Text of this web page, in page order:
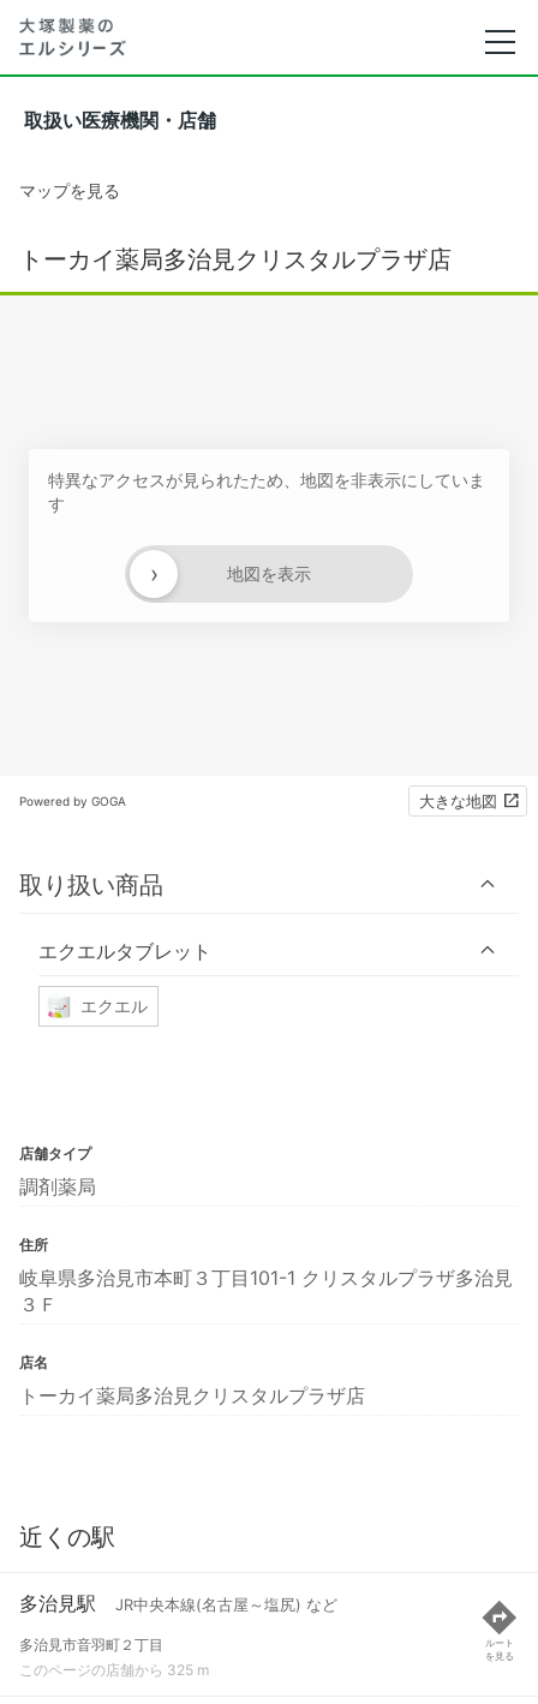
取扱い医療機関・店舗
マップを見る
トーカイ薬局多治見クリスタルプラザ店
特異なアクセスが見られたため、地図を非表示にしていま
す
地図を表示
›
Powered by GOGA 大きな地図
取り扱い商品
エクエルタブレット
エクエル
店舗タイプ
調剤薬局
住所
岐阜県多治見市本町３丁目101-1 クリスタルプラザ多治見
３Ｆ
店名
トーカイ薬局多治見クリスタルプラザ店
近くの駅
多治見駅 JR中央本線(名古屋～塩尻) など
多治見市音羽町２丁目
このページの店舗から 325 m
ルート
を見る